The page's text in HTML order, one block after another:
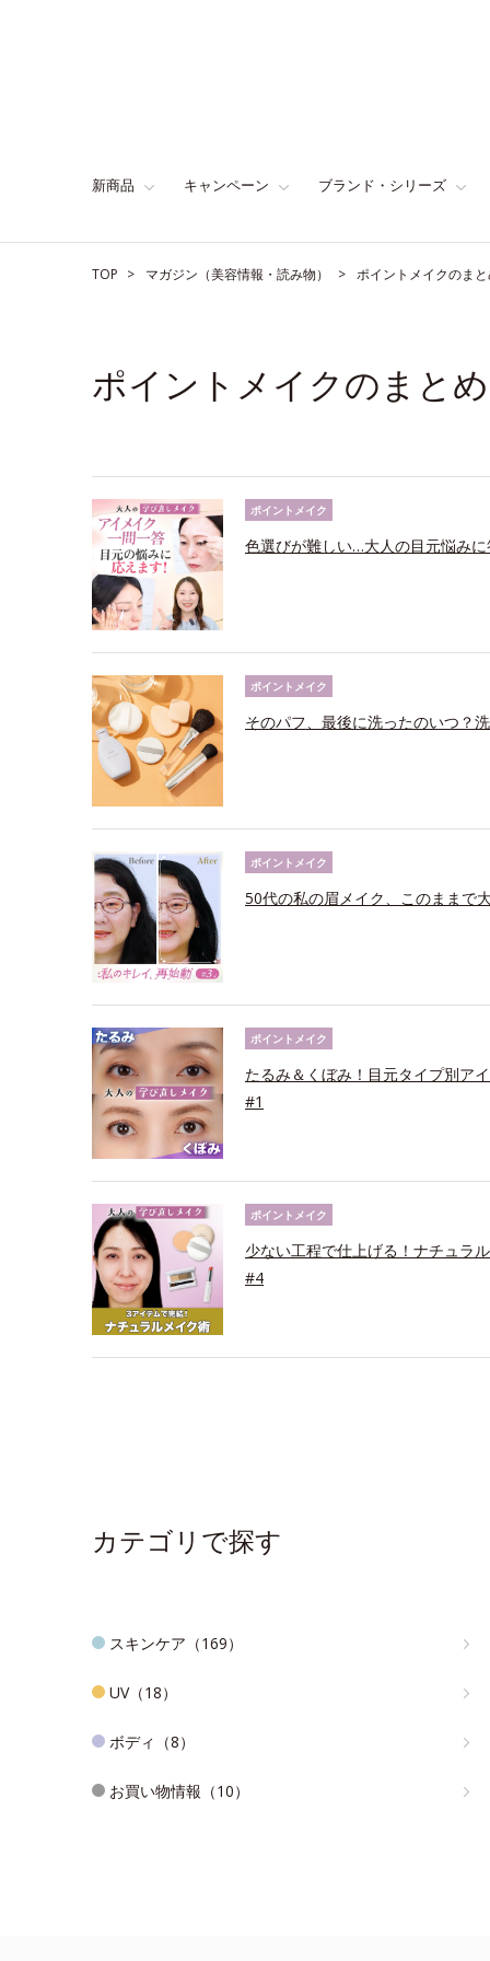
新商品 キャンペーン ブランド・シリーズ
TOP マガジン（美容情報・読み物） ポイントメイクのま
ポイントメイクのまとめ
ポイントメイク
色選びが難しい…大人の目元悩み
ポイントメイク
そのパフ、最後に洗ったのいつ？
ポイントメイク
50代の私の眉メイク、このままで
ポイントメイク
たるみ＆くぼみ！目元タイプ別ア
#1
ポイントメイク
少ない工程で仕上げる！ナチュラ
#4
カテゴリで探す
スキンケア（169）
UV（18）
ボディ（8）
お買い物情報（10）